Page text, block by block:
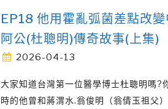
EP18 他用霍亂弧菌差點改
阿公(杜聰明)傳奇故事(上集)
2026-04-13
大家知道台灣第一位醫學博士杜聰明嗎?
時的他曾和蔣渭水.翁俊明（翁倩玉祖父